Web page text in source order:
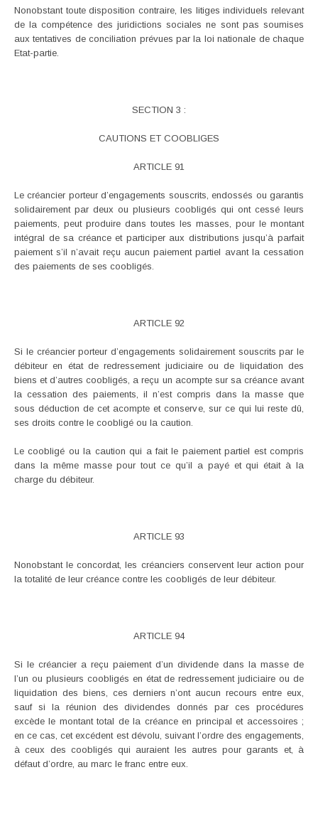
Nonobstant toute disposition contraire, les litiges individuels relevant
de la compétence des juridictions sociales ne sont pas soumises
aux tentatives de conciliation prévues par la loi nationale de chaque
Etat-partie.
SECTION 3 :
CAUTIONS ET COOBLIGES
ARTICLE 91
Le créancier porteur d’engagements souscrits, endossés ou garantis
solidairement par deux ou plusieurs coobligés qui ont cessé leurs
paiements, peut produire dans toutes les masses, pour le montant
intégral de sa créance et participer aux distributions jusqu’à parfait
paiement s’il n’avait reçu aucun paiement partiel avant la cessation
des paiements de ses coobligés.
ARTICLE 92
Si le créancier porteur d’engagements solidairement souscrits par le
débiteur en état de redressement judiciaire ou de liquidation des
biens et d’autres coobligés, a reçu un acompte sur sa créance avant
la cessation des paiements, il n’est compris dans la masse que
sous déduction de cet acompte et conserve, sur ce qui lui reste dû,
ses droits contre le coobligé ou la caution.
Le coobligé ou la caution qui a fait le paiement partiel est compris
dans la même masse pour tout ce qu’il a payé et qui était à la
charge du débiteur.
ARTICLE 93
Nonobstant le concordat, les créanciers conservent leur action pour
la totalité de leur créance contre les coobligés de leur débiteur.
ARTICLE 94
Si le créancier a reçu paiement d’un dividende dans la masse de
l’un ou plusieurs coobligés en état de redressement judiciaire ou de
liquidation des biens, ces derniers n’ont aucun recours entre eux,
sauf si la réunion des dividendes donnés par ces procédures
excède le montant total de la créance en principal et accessoires ;
en ce cas, cet excédent est dévolu, suivant l’ordre des engagements,
à ceux des coobligés qui auraient les autres pour garants et, à
défaut d’ordre, au marc le franc entre eux.